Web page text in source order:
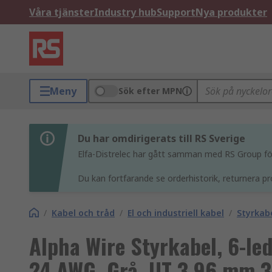
Våra tjänsterIndustry hubSupportNya produkter
Meny Sök efter MPN
Du har omdirigerats till RS Sverige
Elfa-Distrelec har gått samman med RS
Du kan fortfarande se orderhistorik, returnera
/ Kabel och tråd / El och industriell kabel /
Alpha Wire Styrkabel, 6-